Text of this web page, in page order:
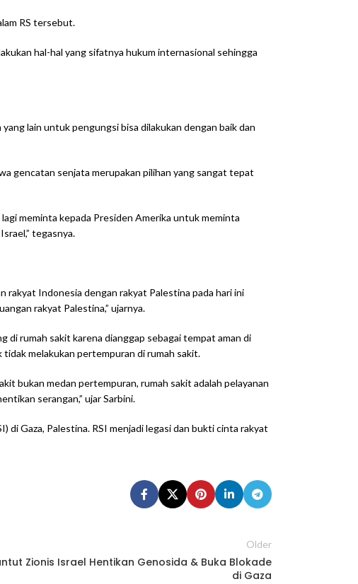
RS tersebut.
hal-hal yang sifatnya hukum internasional sehingga
lain untuk pengungsi bisa dilakukan dengan baik dan
gencatan senjata merupakan pilihan yang sangat tepat
meminta kepada Presiden Amerika untuk meminta
tegasnya.
rakyat Indonesia dengan rakyat Palestina pada hari ini
rakyat Palestina,” ujarnya.
di rumah sakit karena dianggap sebagai tempat aman di
melakukan pertempuran di rumah sakit.
bukan medan pertempuran, rumah sakit adalah pelayanan
serangan,” ujar Sarbini.
di Gaza, Palestina. RSI menjadi legasi dan bukti cinta rakyat
Older
Zionis Israel Hentikan Genosida & Buka Blokade
di Gaza